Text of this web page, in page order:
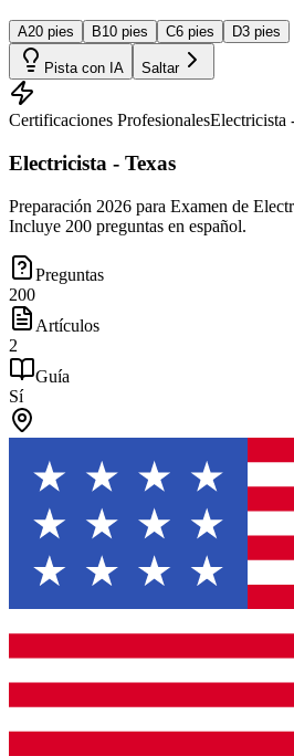
A20 pies B10 pies C6 pies D3 pies
Pista con IA Saltar
Certificaciones ProfesionalesElectricista
Electricista - Texas
Preparación 2026 para Examen de
Incluye 200 preguntas en español.
Preguntas
200
Artículos
2
Guía
Sí